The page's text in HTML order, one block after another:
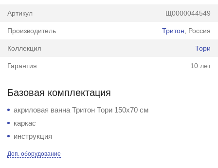
Артикул Щ0000044549
Производитель Тритон , Россия
Коллекция Тори
Гарантия 10 лет
Базовая комплектация
акриловая ванна Тритон Тори 150x70 см
каркас
инструкция
Доп. оборудование